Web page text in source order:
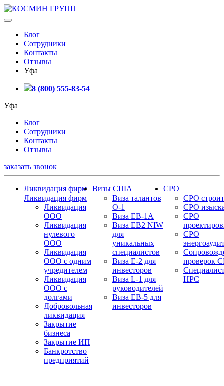
Блог
Сотрудники
Контакты
Отзывы
Уфа
8 (800) 555-83-54
Уфа
Блог
Сотрудники
Контакты
Отзывы
заказать звонок
Ликвидация фирм
Ликвидация фирм
Ликвидация
ООО
Ликвидация
нулевого
ООО
Ликвидация
ООО с одним
учредителем
Ликвидация
ООО с
долгами
Добровольная
ликвидация
Закрытие
бизнеса
Закрытие ИП
Банкротство
предприятий
Визы США
Виза талантов
О-1
Виза EB-1A
Виза EB2 NIW
для
уникальных
специалистов
Виза E-2 для
инвесторов
Виза L-1 для
руководителей
Виза EB-5 для
инвесторов
СРО
СРО
СРО
СРО
СРО
проверок
НРС